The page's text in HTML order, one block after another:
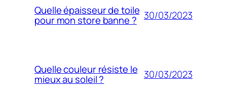
Quelle épaisseur de toile
pour mon store banne ? 30/03/2023
Quelle couleur résiste le
mieux au soleil ? 30/03/2023